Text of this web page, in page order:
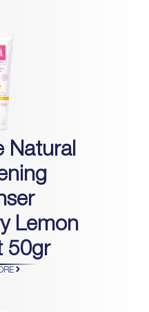
Natural
Lemon
50gr